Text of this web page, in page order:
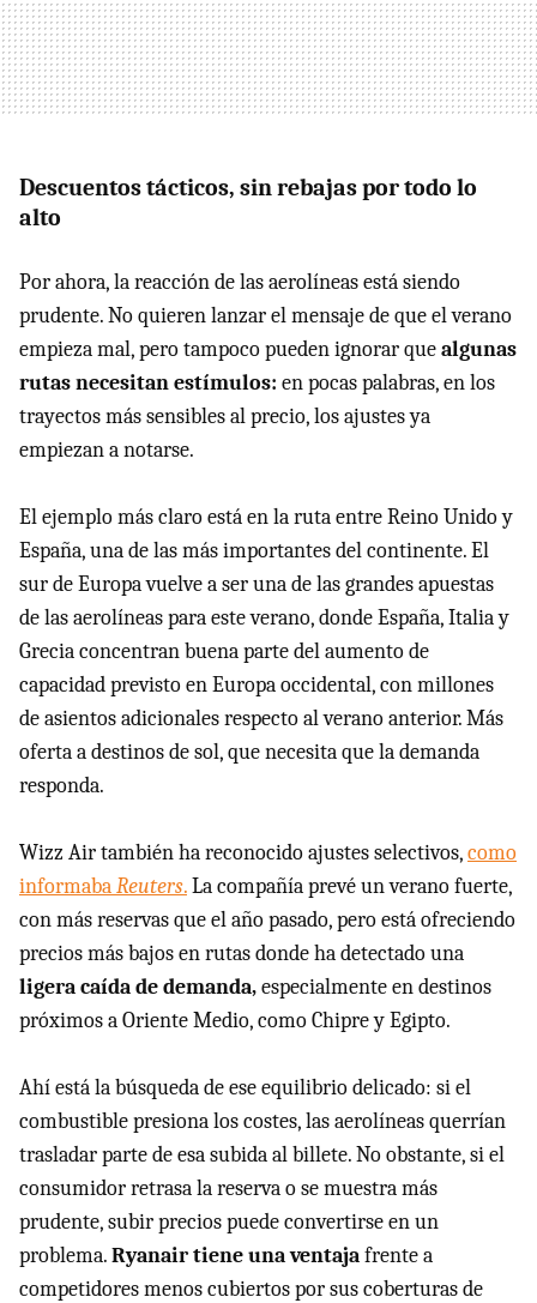
Descuentos tácticos, sin rebajas por todo lo
alto
Por ahora, la reacción de las aerolíneas está siendo
prudente. No quieren lanzar el mensaje de que el verano
empieza mal, pero tampoco pueden ignorar quealgunas
rutas necesitan estímulos: en pocas palabras, en los
trayectos más sensibles al precio, los ajustes ya
empiezan a notarse.
El ejemplo más claro está en la ruta entre Reino Unido y
España, una de las más importantes del continente. El
sur de Europa vuelve a ser una de las grandes apuestas
de las aerolíneas para este verano, donde España, Italia y
Grecia concentran buena parte del aumento de
capacidad previsto en Europa occidental, con millones
de asientos adicionales respecto al verano anterior. Más
oferta a destinos de sol, que necesita que la demanda
responda.
Wizz Air también ha reconocido ajustes selectivos,como
informabaReuters.La compañía prevé un verano fuerte,
con más reservas que el año pasado, pero está ofreciendo
precios más bajos en rutas donde ha detectado una
ligera caída de demanda,especialmente en destinos
próximos a Oriente Medio, como Chipre y Egipto.
Ahí está la búsqueda de ese equilibrio delicado: si el
combustible presiona los costes, las aerolíneas querrían
trasladar parte de esa subida al billete. No obstante, si el
consumidor retrasa la reserva o se muestra más
prudente, subir precios puede convertirse en un
problema.Ryanair tiene una ventajafrente a
competidores menos cubiertos por sus coberturas de